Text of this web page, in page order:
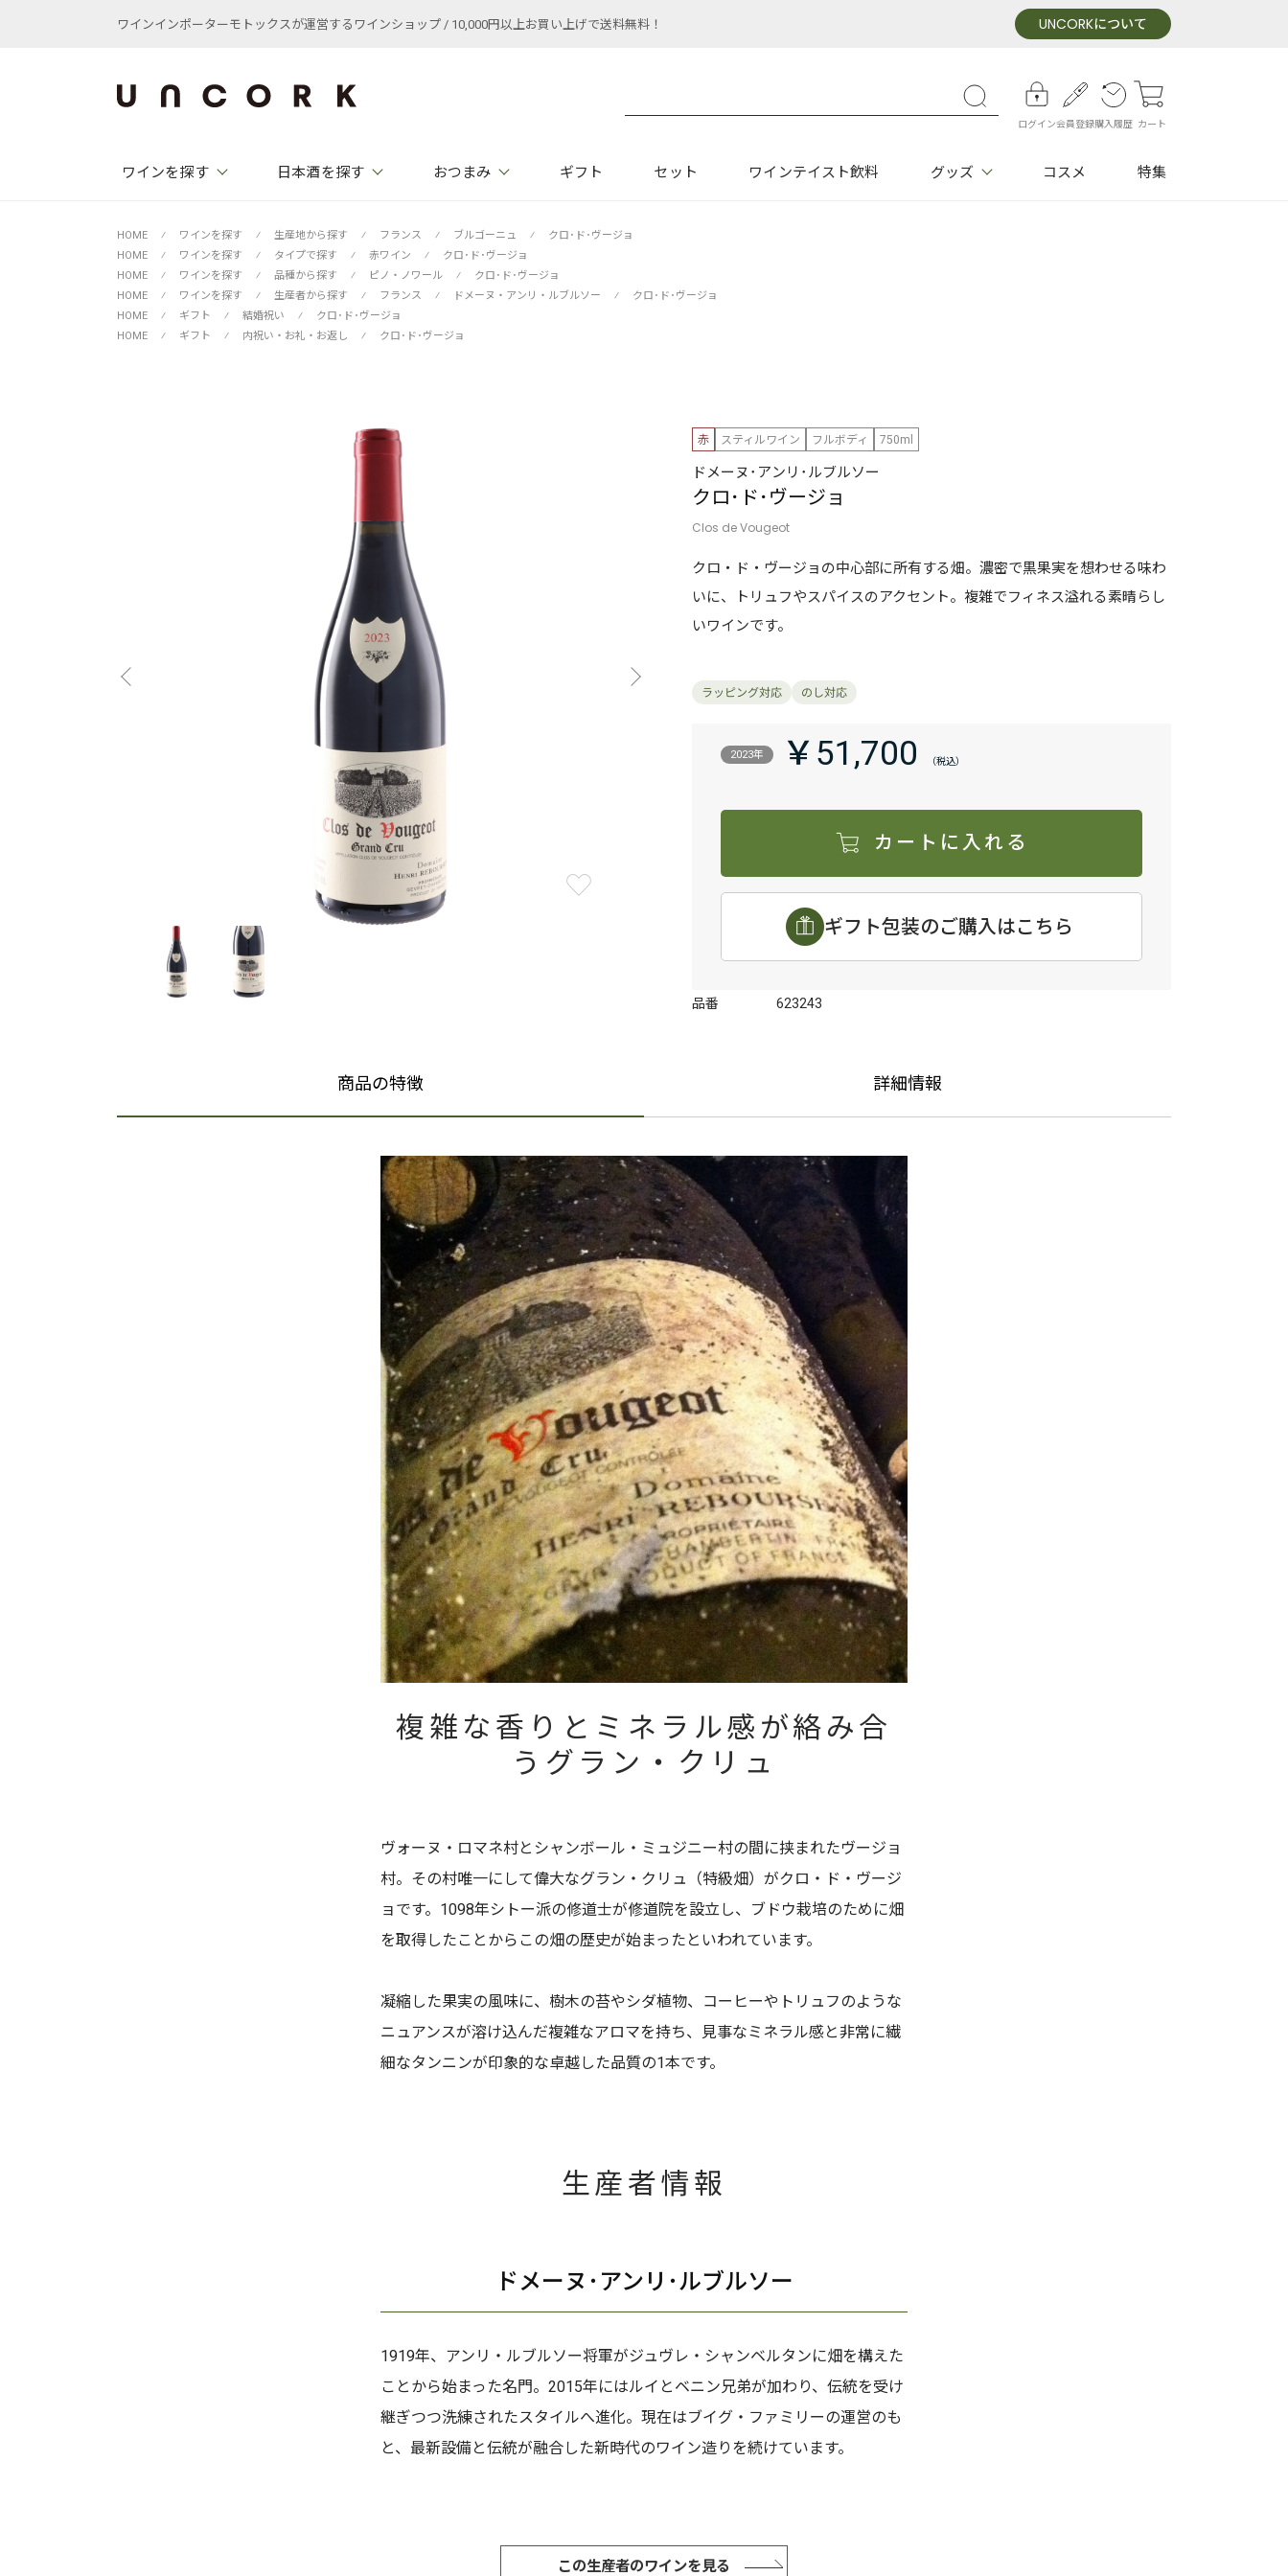
ワインインポーターモトックスが運営するワインショップ / 10,000円以上お買い上げで送料無料！ UNCORKについて
ログイン会員登録購入履歴 カート
ワインを探す 日本酒を探す おつまみ ギフト セット ワインテイスト飲料 グッズ コスメ 特集
HOME ⁄ ワインを探す ⁄ 生産地から探す ⁄ フランス ⁄ ブルゴーニュ ⁄
クロ･ド･ヴージョ
HOME
⁄ ワインを探す ⁄ タイプで探す ⁄ 赤ワイン ⁄
クロ･ド･ヴージョ
HOME
⁄ ワインを探す ⁄ 品種から探す ⁄ ピノ・ノワール ⁄
クロ･ド･ヴージョ
HOME
⁄ ワインを探す ⁄ 生産者から探す ⁄ フランス ⁄ ドメーヌ・アンリ・ルブルソー ⁄
クロ･ド･ヴージョ
HOME
⁄ ギフト ⁄ 結婚祝い ⁄
クロ･ド･ヴージョ
HOME
⁄ ギフト ⁄ 内祝い・お礼・お返し ⁄ クロ･ド･ヴージョ
赤 スティルワイン フルボディ 750ml
ドメーヌ･アンリ･ルブルソー
クロ･ド･ヴージョ
Clos de Vougeot
クロ・ド・ヴージョの中心部に所有する畑。濃密で黒果実を想わせる味わ
いに、トリュフやスパイスのアクセント。複雑でフィネス溢れる素晴らし
いワインです。
2023年 ￥51,700
カートに入れる
ギフト包装のご購入はこちら
品番 623243
商品の特徴 詳細情報
複雑な香りとミネラル感が絡み合
うグラン・クリュ
ヴォーヌ・ロマネ村とシャンボール・ミュジニー村の間に挟まれたヴージョ
村。その村唯一にして偉大なグラン・クリュ（特級畑）がクロ・ド・ヴージ
ョです。1098年シトー派の修道士が修道院を設立し、ブドウ栽培のために畑
を取得したことからこの畑の歴史が始まったといわれています。
凝縮した果実の風味に、樹木の苔やシダ植物、コーヒーやトリュフのような
ニュアンスが溶け込んだ複雑なアロマを持ち、見事なミネラル感と非常に繊
細なタンニンが印象的な卓越した品質の1本です。
生産者情報
ドメーヌ･アンリ･ルブルソー
1919年、アンリ・ルブルソー将軍がジュヴレ・シャンベルタンに畑を構えた
ことから始まった名門。2015年にはルイとベニン兄弟が加わり、伝統を受け
継ぎつつ洗練されたスタイルへ進化。現在はブイグ・ファミリーの運営のも
と、最新設備と伝統が融合した新時代のワイン造りを続けています。
この生産者のワインを見る